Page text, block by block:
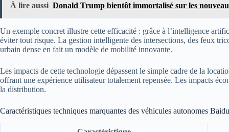
À lire aussi Donald Trump bientôt immortalisé sur les
Un exemple concret illustre cette efficacité : grâce à l’intelligence
éviter tout risque. La gestion intelligente des intersections, des feux
urbain dense en fait un modèle de mobilité innovante.
Les impacts de cette technologie dépassent le simple cadre de la
offrant une expérience utilisateur totalement repensée. Les impacts
la distribution.
Caractéristiques techniques marquantes des véhicules autonomes